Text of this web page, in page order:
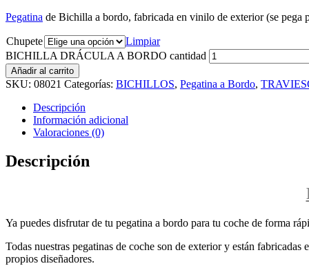
Pegatina de Bichilla a bordo, fabricada en vinilo de exterior (se pega
Chupete
Limpiar
BICHILLA DRÁCULA A BORDO cantidad
Añadir al carrito
SKU: 08021 Categorías: BICHILLOS, Pegatina a Bordo,
Descripción
Información adicional
Valoraciones (0)
Descripción
Ya puedes disfrutar de tu pegatina a bordo para tu coche de forma
Todas nuestras pegatinas de coche son de exterior y están
propios diseñadores.